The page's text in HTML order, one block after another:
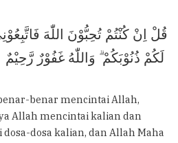
قُلْ اِنْ كُنْتُمْ تُحِبُّوْنَ اللّٰهَ
benar mencintai Allah,
Allah mencintai kalian dan
dosa kalian, dan Allah Maha